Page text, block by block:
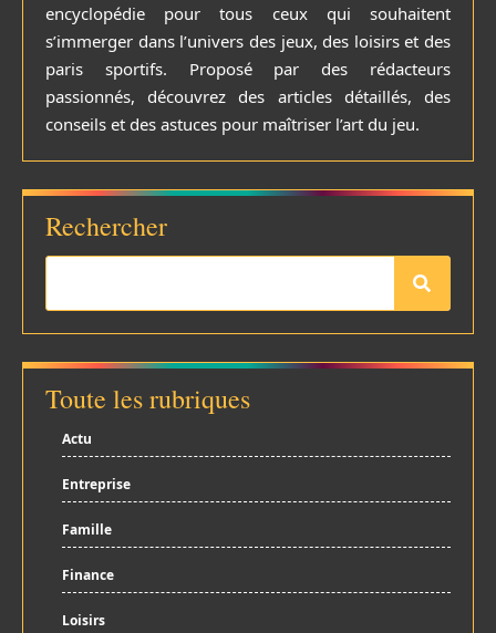
encyclopédie pour tous ceux qui souhaitent
s’immerger dans l’univers des jeux, des loisirs et des
paris sportifs. Proposé par des rédacteurs
passionnés, découvrez des articles détaillés, des
conseils et des astuces pour maîtriser l’art du jeu.
Rechercher
Toute les rubriques
Actu
Entreprise
Famille
Finance
Loisirs